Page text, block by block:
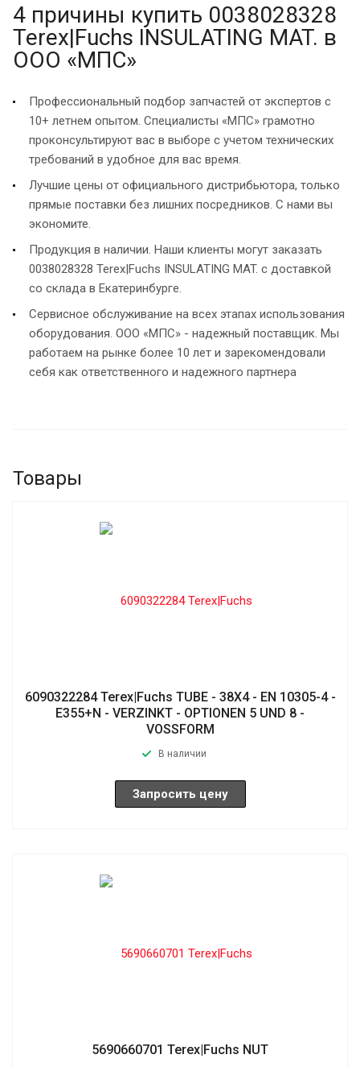
4 причины купить 0038028328
Terex|Fuchs INSULATING MAT. в
ООО «МПС»
Профессиональный подбор запчастей от экспертов с
10+ летнем опытом. Специалисты «МПС» грамотно
проконсультируют вас в выборе с учетом технических
требований в удобное для вас время.
Лучшие цены от официального дистрибьютора, только
прямые поставки без лишних посредников. С нами вы
экономите.
Продукция в наличии. Наши клиенты могут заказать
0038028328 Terex|Fuchs INSULATING MAT. с доставкой
со склада в Екатеринбурге.
Сервисное обслуживание на всех этапах использования
оборудования. ООО «МПС» - надежный поставщик. Мы
работаем на рынке более 10 лет и зарекомендовали
себя как ответственного и надежного партнера
Товары
6090322284 Terex|Fuchs TUBE - 38X4 - EN 10305-4 -
E355+N - VERZINKT - OPTIONEN 5 UND 8 -
VOSSFORM
В наличии
Запросить цену
5690660701 Terex|Fuchs NUT